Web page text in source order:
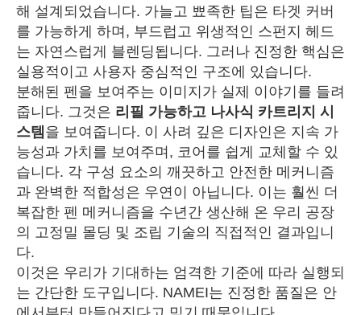
해 설계되었습니다. 가늘고 뾰족한 팁은 타겟 커버
를 가능하게 하며, 부드럽고 위생적인 스펀지 헤드
는 자연스럽게 블렌딩됩니다. 그러나 진정한 핵심은
실용적이고 사용자 중심적인 구조에 있습니다.
분해된 펜을 보여주는 이미지가 실제 이야기를 들려
줍니다. 그것은 리필 가능하고 나사식 카트리지 시
스템 을 보여줍니다. 이 사려 깊은 디자인은 지속 가
능성과 가치를 보여주며, 코어를 쉽게 교체할 수 있
습니다. 각 구성 요소의 깨끗하고 안전한 메커니즘
과 완벽한 적합성은 우연이 아닙니다. 이는 훨씬 더
복잡한 펜 메커니즘을 수년간 생산해 온 우리 공장
의 고정밀 몰딩 및 조립 기술의 직접적인 결과입니
다.
이것은 우리가 기대하는 엄격한 기준에 따라 실행되
는 간단한 도구입니다. NAMEI는 진정한 품질은 안